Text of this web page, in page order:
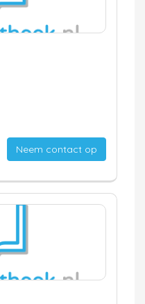
Neem contact op